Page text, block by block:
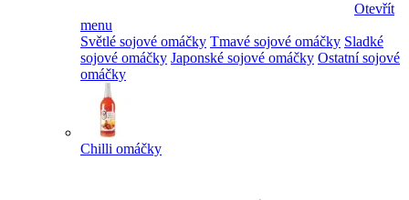
Otevřít
menu
Světlé sojové omáčky Tmavé sojové omáčky Sladké
sojové omáčky Japonské sojové omáčky Ostatní sojové
omáčky
Chilli omáčky